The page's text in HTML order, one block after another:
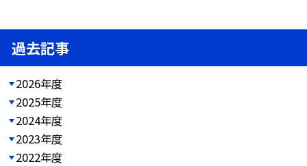
過去記事
2026年度
2025年度
2024年度
2023年度
2022年度